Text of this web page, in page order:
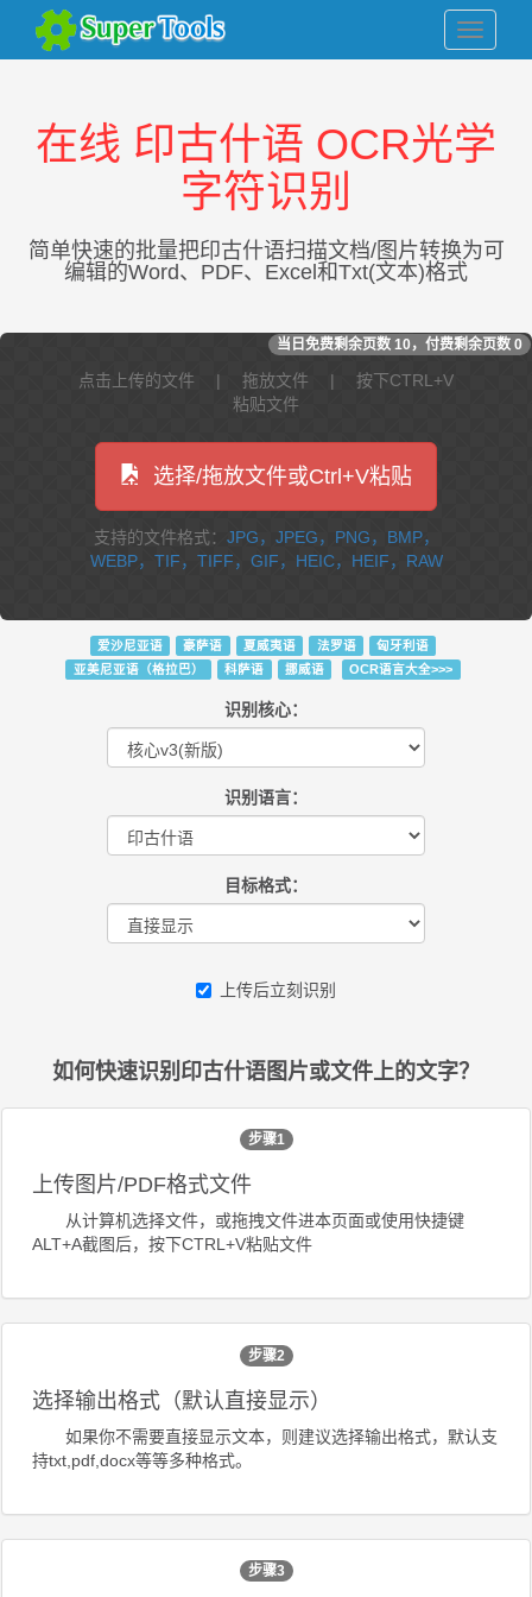
在线 印古什语 OCR光学
字符识别
简单快速的批量把印古什语扫描文档/图片转换为可
编辑的Word、PDF、Excel和Txt(文本)格式
当日免费剩余页数 10，付费剩余页数 0
点击上传的文件 | 拖放文件 | 按下CTRL+V
粘贴文件
选择/拖放文件或Ctrl+V粘贴
支持的文件格式： JPG，JPEG，PNG，BMP，
WEBP，TIF，TIFF，GIF，HEIC，HEIF，RAW
爱沙尼亚语 豪萨语 夏威夷语 法罗语
匈牙利语
亚美尼亚语（格拉巴）
科萨语 挪威语 OCR语言大全>>>
识别核心：
识别语言：
目标格式：
上传后立刻识别
如何快速识别印古什语图片或文件上的文字？
步骤1
上传图片/PDF格式文件
从计算机选择文件，或拖拽文件进本页面或使用快捷键
ALT+A截图后，按下CTRL+V粘贴文件
步骤2
选择输出格式（默认直接显示）
如果你不需要直接显示文本，则建议选择输出格式，默认支
持txt,pdf,docx等等多种格式。
步骤3